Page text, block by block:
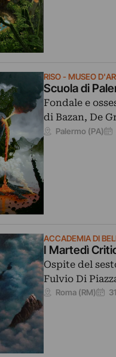
RISO - MUSEO
Scuola di
Fondale e
di Bazan, De
Palermo (PA)
ACCADEMIA DI
I Martedì
Ospite del
Fulvio Di
Roma (RM)